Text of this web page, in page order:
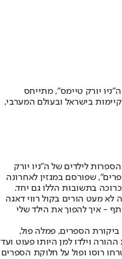
יורק טיימס", מתייחס
בישראל ובעולם המערבי,
לילדים של ה"ניו יורק
שפורסם במגזין לאחרונה
בתשובות הללו גם יחד.
לא מעט הורים בקול רווי דאגה
- איך להפוך את הילד שלי
ביקורת הספרים, פמלה פול,
וילדו למן היותו פעוט ועד
רוסו ופול על חלוקת הספרים